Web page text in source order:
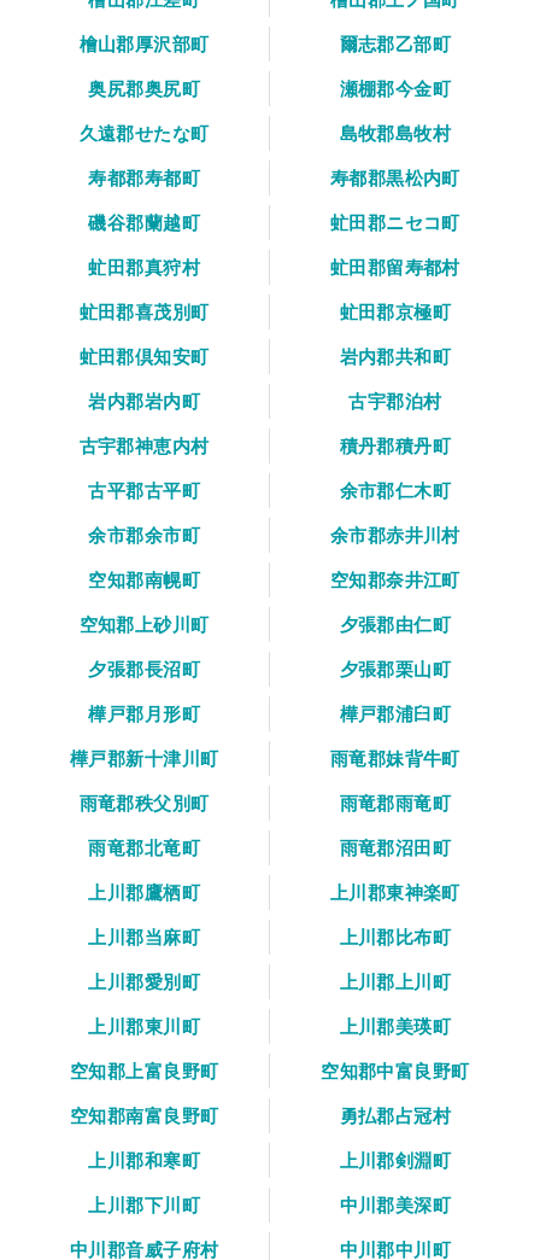
檜山郡厚沢部町
爾志郡乙部町
奥尻郡奥尻町
瀬棚郡今金町
久遠郡せたな町
島牧郡島牧村
寿都郡寿都町
寿都郡黒松内町
磯谷郡蘭越町
虻田郡ニセコ町
虻田郡真狩村
虻田郡留寿都村
虻田郡喜茂別町
虻田郡京極町
虻田郡倶知安町
岩内郡共和町
岩内郡岩内町
古宇郡泊村
古宇郡神恵内村
積丹郡積丹町
古平郡古平町
余市郡仁木町
余市郡余市町
余市郡赤井川村
空知郡南幌町
空知郡奈井江町
空知郡上砂川町
夕張郡由仁町
夕張郡長沼町
夕張郡栗山町
樺戸郡月形町
樺戸郡浦臼町
樺戸郡新十津川町
雨竜郡妹背牛町
雨竜郡秩父別町
雨竜郡雨竜町
雨竜郡北竜町
雨竜郡沼田町
上川郡鷹栖町
上川郡東神楽町
上川郡当麻町
上川郡比布町
上川郡愛別町
上川郡上川町
上川郡東川町
上川郡美瑛町
空知郡上富良野町
空知郡中富良野町
空知郡南富良野町
勇払郡占冠村
上川郡和寒町
上川郡剣淵町
上川郡下川町
中川郡美深町
中川郡音威子府村
中川郡中川町